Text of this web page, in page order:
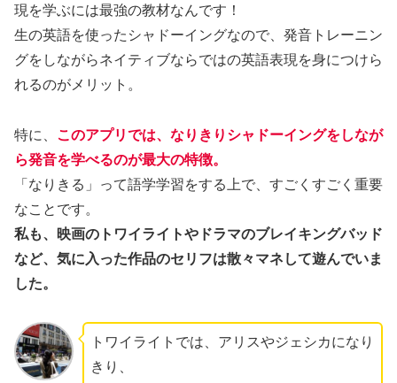
現を学ぶには最強の教材なんです！
生の英語を使ったシャドーイングなので、発音トレーニン
グをしながらネイティブならではの英語表現を身につけら
れるのがメリット。
特に、 このアプリでは、なりきりシャドーイングをしなが
ら発音を学べるのが最大の特徴。
「なりきる」って語学学習をする上で、すごくすごく重要
なことです。
私も、映画のトワイライトやドラマのブレイキングバッド
など、気に入った作品のセリフは散々マネして遊んでいま
した。
トワイライトでは、アリスやジェシカになり
きり、